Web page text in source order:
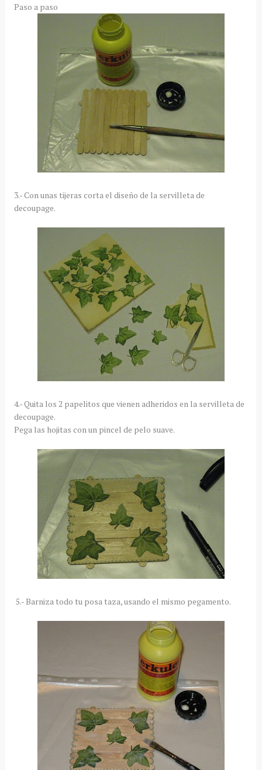
Paso a paso
3.- Con unas tijeras corta el diseño de la servilleta de
decoupage.
4.- Quita los 2 papelitos que vienen adheridos en la servilleta de
decoupage.
Pega las hojitas con un pincel de pelo suave.
5.- Barniza todo tu posa taza, usando el mismo pegamento.